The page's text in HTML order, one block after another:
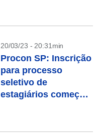
20/03/23 - 20:31min
Procon SP: Inscrição
para processo
seletivo de
estagiários começa